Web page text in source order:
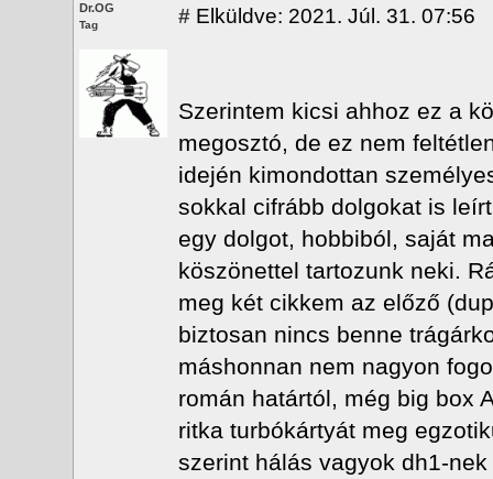
Dr.OG
Tag # Elküldve: 2021. Júl. 31. 07:56
Szerintem kicsi ahhoz ez a
megosztó, de ez nem
idején kimondottan
sokkal cifrább dolgokat is
egy dolgot, hobbiból, saját
köszönettel tartozunk neki.
meg két cikkem az előző
biztosan nincs benne
máshonnan nem nagyon
román határtól, még big box
ritka turbókártyát meg
szerint hálás vagyok dh1-